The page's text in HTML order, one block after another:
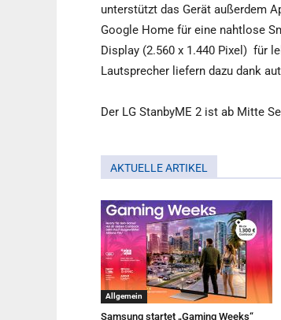
unterstützt das Gerät außerdem
Google Home für eine nahtlose
Display (2.560 x 1.440 Pixel) für
Lautsprecher liefern dazu dank
Der LG StanbyME 2 ist ab Mitte
AKTUELLE ARTIKEL
Allgemein
Samsung startet „Gaming Weeks“